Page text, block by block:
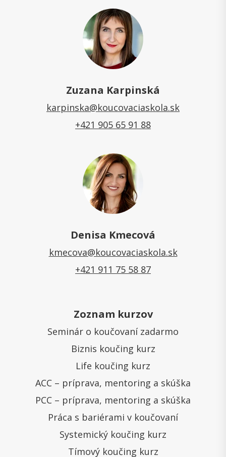
Zuzana Karpinská
karpinska@koucovaciaskola.sk
+421 905 65 91 88
Denisa Kmecová
kmecova@koucovaciaskola.sk
+421 911 75 58 87
Zoznam kurzov
Seminár o koučovaní zadarmo
Biznis koučing kurz
Life koučing kurz
ACC – príprava, mentoring a skúška
PCC – príprava, mentoring a skúška
Práca s bariérami v koučovaní
Systemický koučing kurz
Tímový koučing kurz